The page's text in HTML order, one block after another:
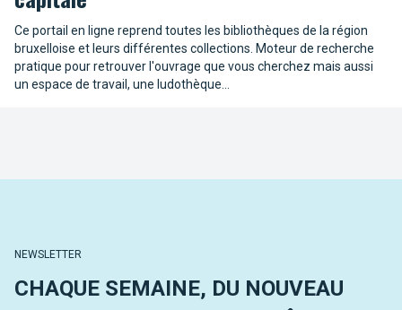
Ce portail en ligne reprend toutes les bibliothèques de la région
bruxelloise et leurs différentes collections. Moteur de recherche
pratique pour retrouver l'ouvrage que vous cherchez mais aussi
un espace de travail, une ludothèque...
NEWSLETTER
CHAQUE SEMAINE, DU NOUVEAU